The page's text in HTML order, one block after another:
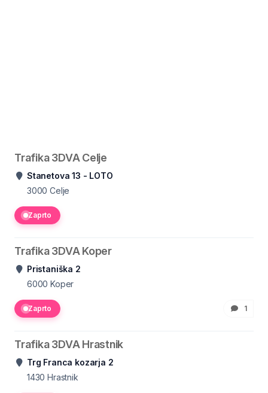
Trafika 3DVA Celje
Stanetova 13 - LOTO
3000 Celje
Zaprto
Trafika 3DVA Koper
Pristaniška 2
6000 Koper
Zaprto 1
Trafika 3DVA Hrastnik
Trg Franca kozarja 2
1430 Hrastnik